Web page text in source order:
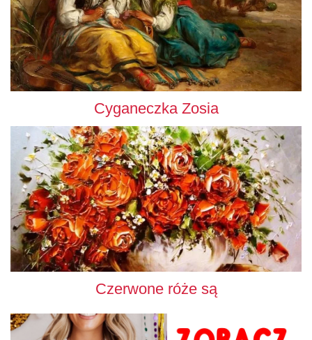
Cyganeczka Zosia
Czerwone róże są